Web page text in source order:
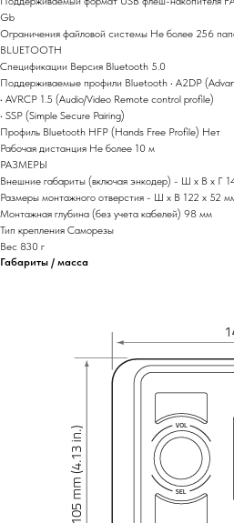
Gb
Ограничения файловой системы Не более 256
BLUETOOTH
Спецификации Версия Bluetooth 5.0
Поддерживаемые профили Bluetooth • A2DP
• AVRCP 1.5 (Audio/Video Remote control profile)
• SSP (Simple Secure Pairing)
Профиль Bluetooth HFP (Hands Free Profile) Нет
Рабочая дистанция Не более 10 м
РАЗМЕРЫ
Внешние габариты (включая энкодер) - Ш х В х Г
Размеры монтажного отверстия - Ш х В 122 х 52
Монтажная глубина (без учета кабелей) 98 мм
Тип крепления Саморезы
Вес 830 г
Габариты / масса